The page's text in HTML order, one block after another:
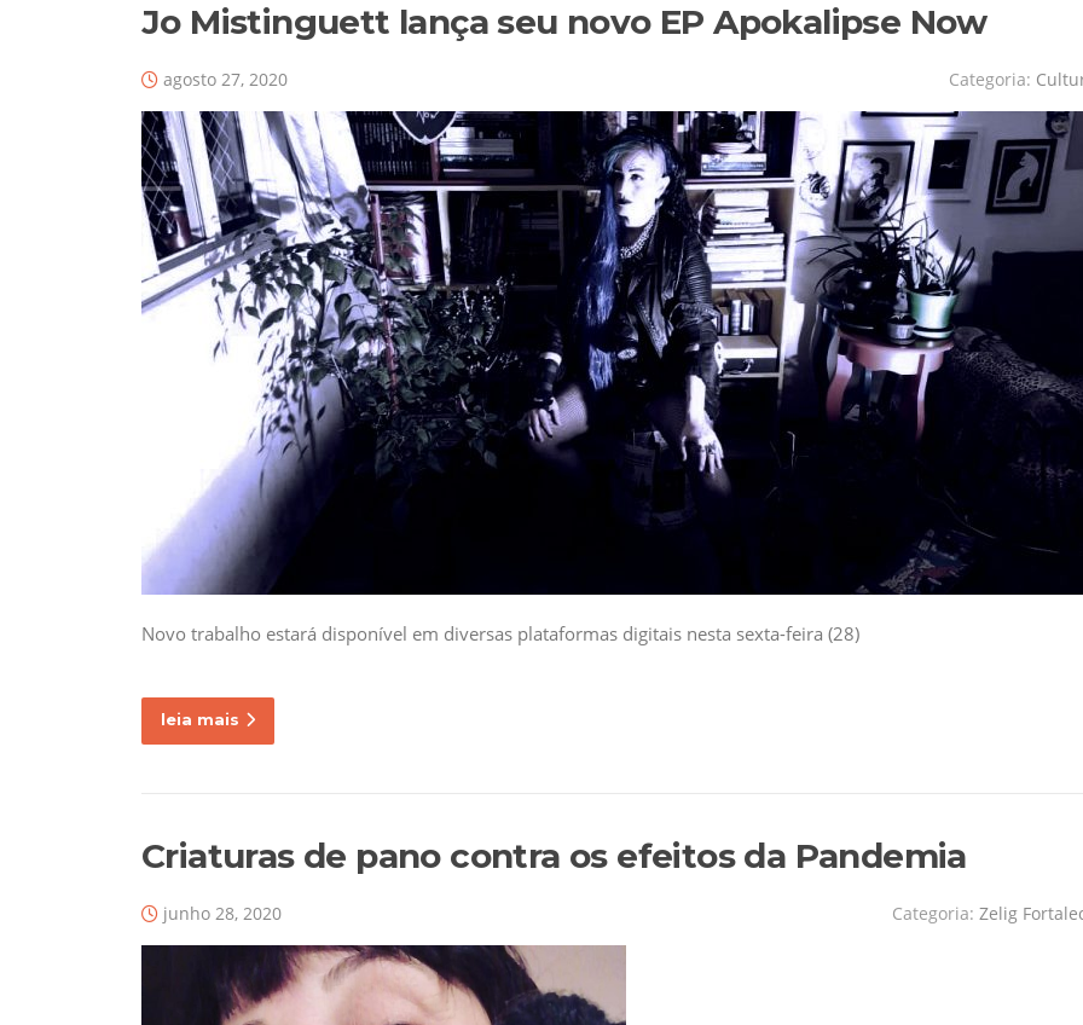
Jo Mistinguett lança seu novo EP Apokalipse Now
agosto 27, 2020 Categoria:
Novo trabalho estará disponível em diversas plataformas digitais nesta sexta-feira (28)
leia mais
Criaturas de pano contra os efeitos da Pandemia
junho 28, 2020 Categoria: Zelig